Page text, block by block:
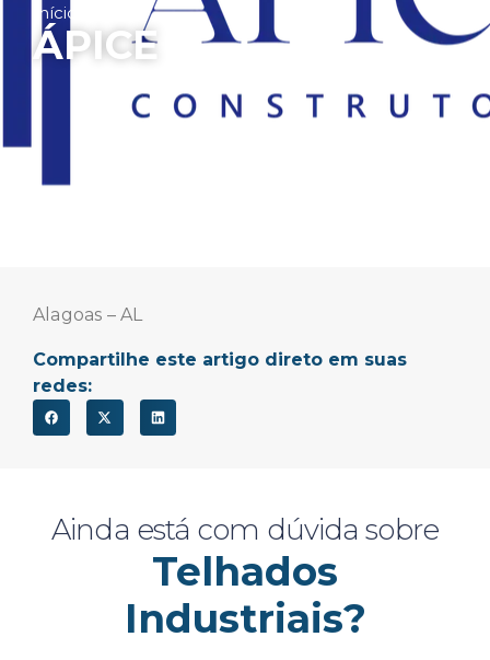
Início
ÁPICE
Alagoas – AL
Compartilhe este artigo direto em suas
redes:
Ainda está com dúvida sobre
Telhados
Industriais?